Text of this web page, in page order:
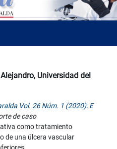
Universidad del
Vol. 26 Núm. 1 (2020): E
de caso
como tratamiento
de una úlcera vascular